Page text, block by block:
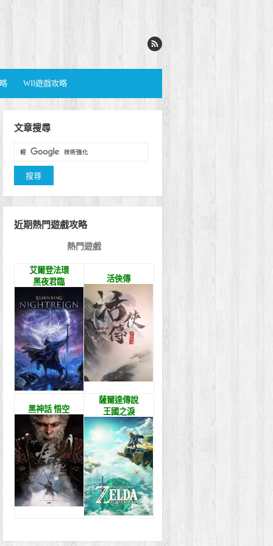
WII遊戲攻略
文章搜尋
近期熱門遊戲攻略
熱門遊戲
艾爾登法環
黑夜君臨
活俠傳
黑神話 悟空
薩爾達傳說
王國之淚